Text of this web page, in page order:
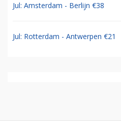
Jul: Amsterdam - Berlijn €38
Jul: Rotterdam - Antwerpen €21